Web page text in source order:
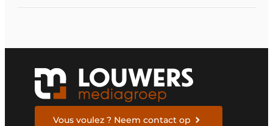
Vous voulez ? Neem contact op